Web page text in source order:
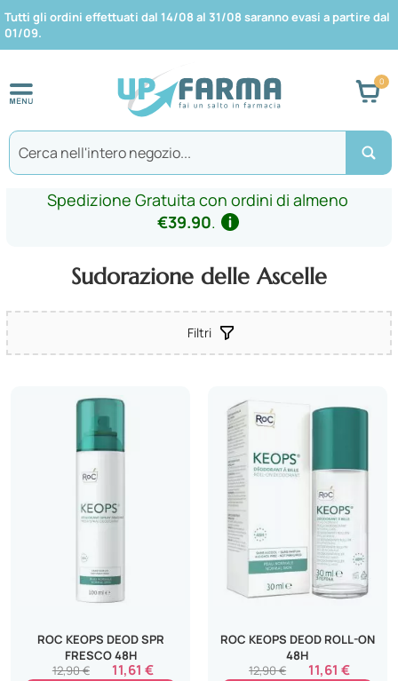
Tutti gli ordini effettuati dal 14/08 al 31/08 saranno evasi a partire dal
01/09.
Spedizione Gratuita con ordini di almeno
€39.90.
Sudorazione delle Ascelle
Filtri
ROC KEOPS DEOD SPR
FRESCO 48H
11,61 €
12,90 €
ROC KEOPS DEOD ROLL-ON
48H
11,61 €
12,90 €